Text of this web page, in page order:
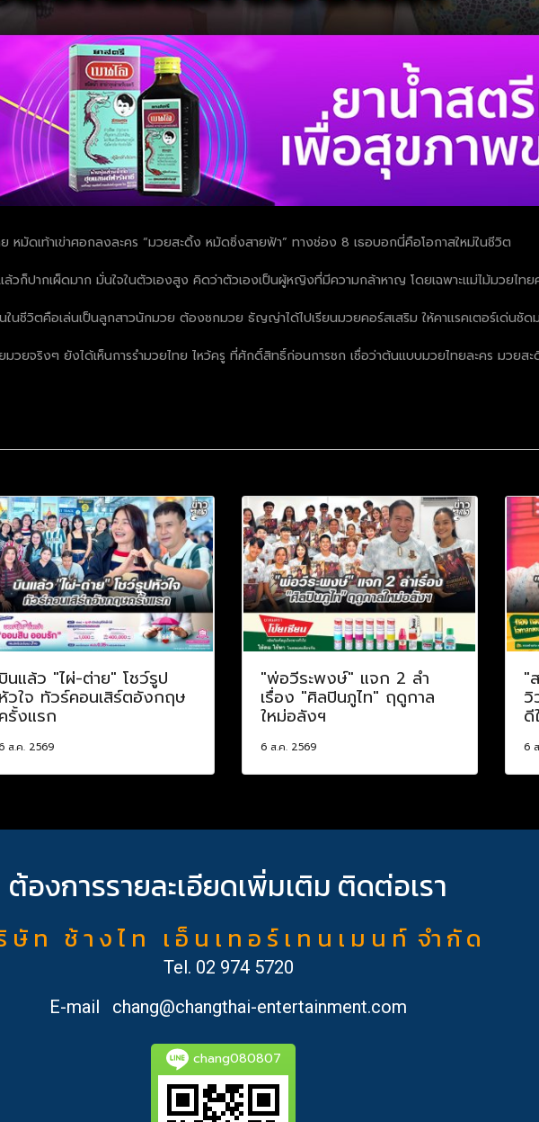
หมัดเท้าเข่าศอกลงละคร “มวยสะดิ้ง หมัดซิ่งสายฟ้า” ทางช่อง 8 เธอบอกนี่คือโอกาสใหม่ในชีวิต
วก็ปากเผ็ดมาก มั่นใจในตัวเองสูง คิดว่าตัวเองเป็นผู้หญิงที่มีความกล้าหาญ โดยเฉพาะแม่ไม้มวยไทย
นในชีวิตคือเล่นเป็นลูกสาวนักมวย ต้องชกมวย ธัญญ่าได้ไปเรียนมวยคอร์สเสริม ให้คาแรคเตอร์เด่นชัด
วยจริงๆ ยังได้เห็นการรำมวยไทย ไหว้ครู ที่ศักดิ์สิทธิ์ก่อนการชก เชื่อว่าต้นแบบมวยไทยละคร มวยส
บินแล้ว "ไผ่-ต่าย" โชว์รูป
หัวใจ ทัวร์คอนเสิร์ตอังกฤษ
ครั้งแรก
ส.ค. 2569
"พ่อวีระพงษ์" แจก 2 ลำ
เรื่อง "ศิลปินภูไท" ฤดูกาล
ใหม่อลังฯ
6 ส.ค. 2569
"
ดี
6
ต้องการรายละเอียดเพิ่มเติม ติดต่อเรา
ษั ท ช้ า ง ไ ท เ อ็ น เ ท อ ร์ เ ท น เ ม น ท์ จำ กั ด
Tel. 02 974 5720
E-mail
chang@changthai-entertainment.com
chang080807